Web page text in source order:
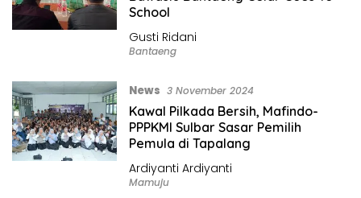
School
Gusti Ridani
Bantaeng
News 3 November 2024
Kawal Pilkada Bersih, Mafindo-
PPPKMI Sulbar Sasar Pemilih
Pemula di Tapalang
Ardiyanti Ardiyanti
Mamuju